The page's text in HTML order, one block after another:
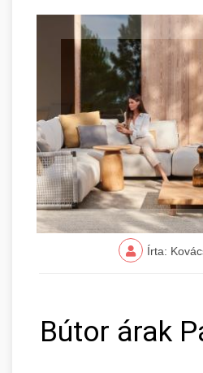
Írta:
Bútor árak